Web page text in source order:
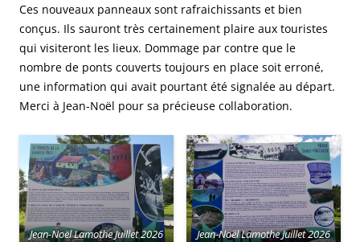
Ces nouveaux panneaux sont rafraichissants et bien
conçus. Ils sauront très certainement plaire aux touristes
qui visiteront les lieux. Dommage par contre que le
nombre de ponts couverts toujours en place soit erroné,
une information qui avait pourtant été signalée au départ.
Merci à Jean-Noël pour sa précieuse collaboration.
Jean-Noël Lamothe Juillet 2026 Jean-Noël Lamothe Juillet 2026